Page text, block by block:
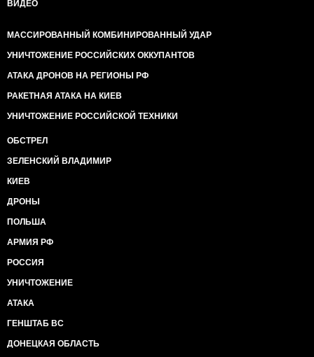
ВИДЕО
МАССИРОВАННЫЙ КОМБИНИРОВАННЫЙ УДАР
УНИЧТОЖЕНИЕ РОССИЙСКИХ ОККУПАНТОВ
АТАКА ДРОНОВ НА РЕГИОНЫ РФ
РАКЕТНАЯ АТАКА НА КИЕВ
УНИЧТОЖЕНИЕ РОССИЙСКОЙ ТЕХНИКИ
ОБСТРЕЛ
ЗЕЛЕНСКИЙ ВЛАДИМИР
КИЕВ
ДРОНЫ
ПОЛЬША
АРМИЯ РФ
РОССИЯ
УНИЧТОЖЕНИЕ
АТАКА
ГЕНШТАБ ВС
ДОНЕЦКАЯ ОБЛАСТЬ